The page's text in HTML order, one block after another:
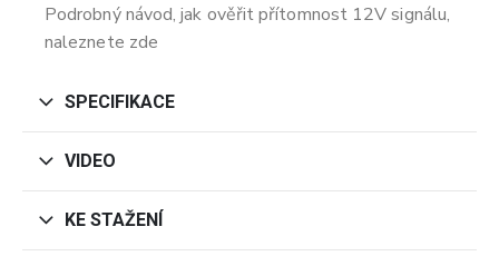
Podrobný návod, jak ověřit přítomnost 12V signálu,
naleznete zde
SPECIFIKACE
VIDEO
KE STAŽENÍ